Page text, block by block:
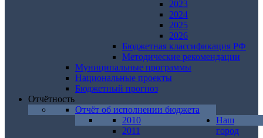
2023
2024
2025
2026
Бюджетная классификация РФ
Методические рекомендации
Муниципальные программы
Национальные проекты
Бюджетный прогноз
Отчётность
Отчёт об исполнении бюджета
2010
2011
Наш
город